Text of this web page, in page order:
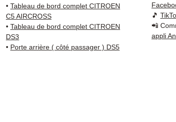
• Tableau de bord complet CITROEN
C5 AIRCROSS
• Tableau de bord complet CITROEN
DS3
• Porte arrière ( côté passager ) DS5
🎵
📲
appli